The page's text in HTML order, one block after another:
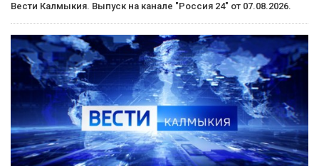
Вести Калмыкия. Выпуск на канале "Россия 24" от 07.08.2026.